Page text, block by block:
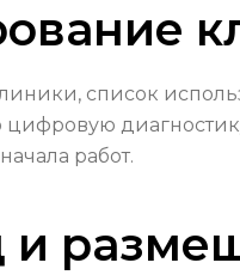
список
работ.
и